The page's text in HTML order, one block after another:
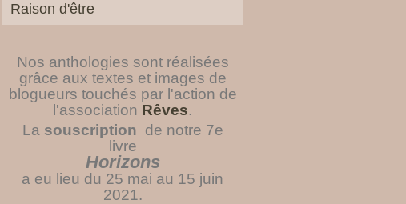
Raison d'être
Nos anthologies sont réalisées
grâce aux textes et images de
blogueurs touchés par l'action de
l'association Rêves.
La souscription de notre 7e
livre
Horizons
a eu lieu du 25 mai au 15 juin
2021.